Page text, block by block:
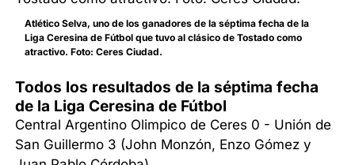
Atlético Selva, uno de los ganadores de la séptima fecha de la
Liga Ceresina de Fútbol que tuvo al clásico de Tostado como
atractivo. Foto: Ceres Ciudad.
Todos los resultados de la séptima fecha
de la Liga Ceresina de Fútbol
Central Argentino Olimpico de Ceres 0 - Unión de
San Guillermo 3 (John Monzón, Enzo Gómez y